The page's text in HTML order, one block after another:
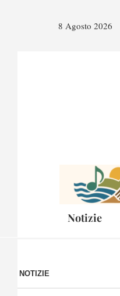
8 Agosto 2026
Notizie
NOTIZIE